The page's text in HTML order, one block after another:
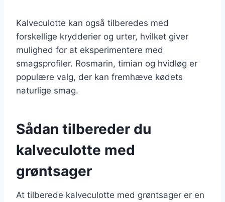
Kalveculotte kan også tilberedes med
forskellige krydderier og urter, hvilket giver
mulighed for at eksperimentere med
smagsprofiler. Rosmarin, timian og hvidløg er
populære valg, der kan fremhæve kødets
naturlige smag.
Sådan tilbereder du
kalveculotte med
grøntsager
At tilberede kalveculotte med grøntsager er en